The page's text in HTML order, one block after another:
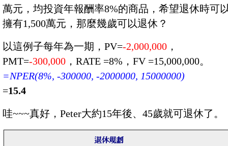
萬元，均投資年報酬率8%的商品，希望退休時可
擁有1,500萬元，那麼幾歲可以退休？
以這例子每年為一期，PV=-2,000,000 ，
PMT=-300,000 ，RATE =8%，FV =15,000,000。
=NPER(8%, -300000, -2000000, 15000000)
=15.4
哇~~~真好，Peter大約15年後、45歲就可退休了。